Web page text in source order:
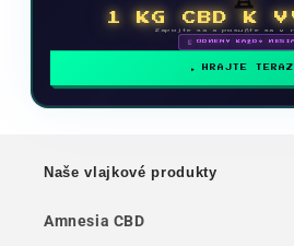
1 KG CBD K
Zapojte sa a posuňte sa v
🗓 ODMENY KAŽDÝ
HRAJTE TERAZ
Naše vlajkové produkty
Amnesia CBD